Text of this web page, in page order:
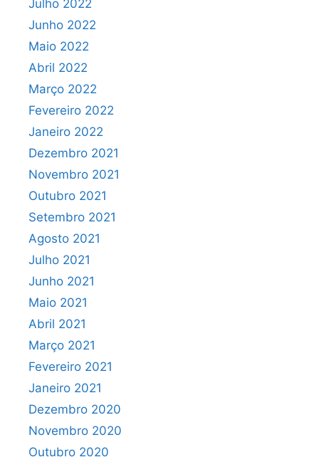
Julho 2022
Junho 2022
Maio 2022
Abril 2022
Março 2022
Fevereiro 2022
Janeiro 2022
Dezembro 2021
Novembro 2021
Outubro 2021
Setembro 2021
Agosto 2021
Julho 2021
Junho 2021
Maio 2021
Abril 2021
Março 2021
Fevereiro 2021
Janeiro 2021
Dezembro 2020
Novembro 2020
Outubro 2020